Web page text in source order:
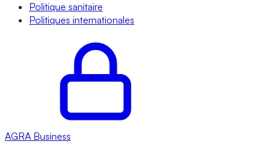
Politique sanitaire
Politiques internationales
AGRA Business